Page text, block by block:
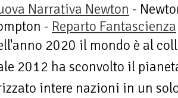
Narrativa Newton -
- Reparto Fantascienza
2020 il mondo è al
2012 ha sconvolto il
intere nazioni in un